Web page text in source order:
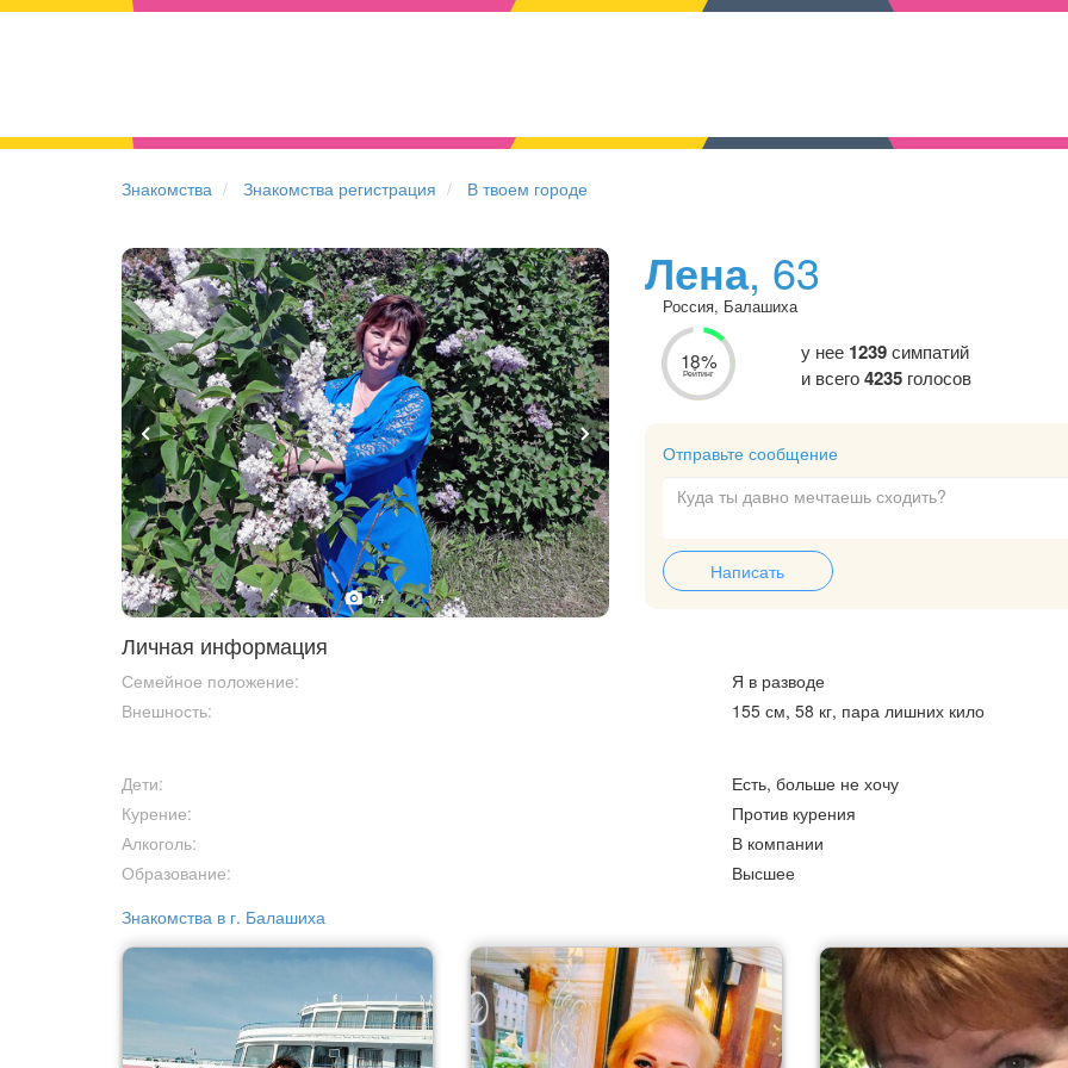
Знакомства Знакомства регистрация В твоем городе
1/4
Лена, 63
Россия, Балашиха
18%
Рейтинг
у нее 1239симпатий
и всего4235голосов
Отправьте сообщение
Написать
Личная информация
Семейное положение:
Я в разводе
Внешность:
155 см, 58 кг, пара лишних кило
Дети:
Есть, больше не хочу
Курение:
Против курения
Алкоголь:
В компании
Образование:
Высшее
Знакомства в г. Балашиха